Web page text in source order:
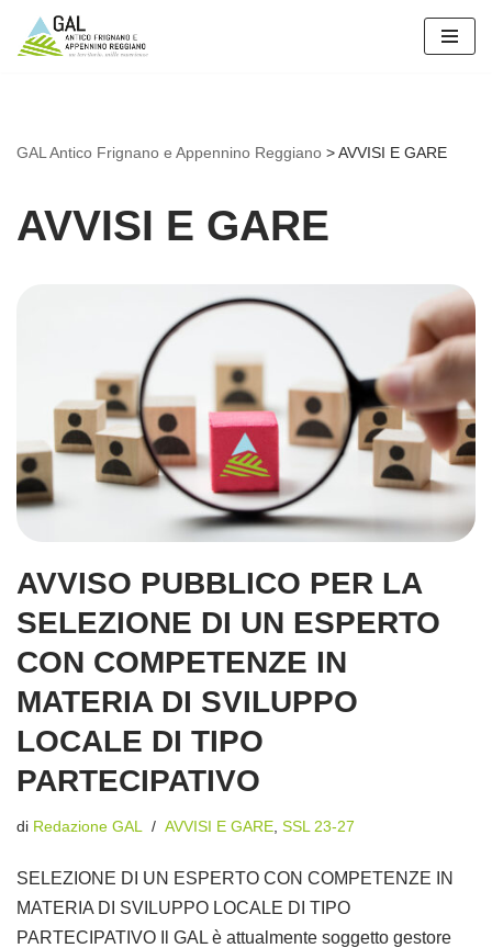
Vai
GAL Antico Frignano e Appennino Reggiano >AVVISI E GARE
AVVISI E GARE
AVVISO PUBBLICO PER LA
SELEZIONE DI UN ESPERTO
CON COMPETENZE IN
MATERIA DI SVILUPPO
LOCALE DI TIPO
PARTECIPATIVO
di Redazione GAL AVVISI E GARE SSL 23-27
SELEZIONE DI UN ESPERTO CON COMPETENZE IN
MATERIA DI SVILUPPO LOCALE DI TIPO
PARTECIPATIVO Il GAL è attualmente soggetto gestore